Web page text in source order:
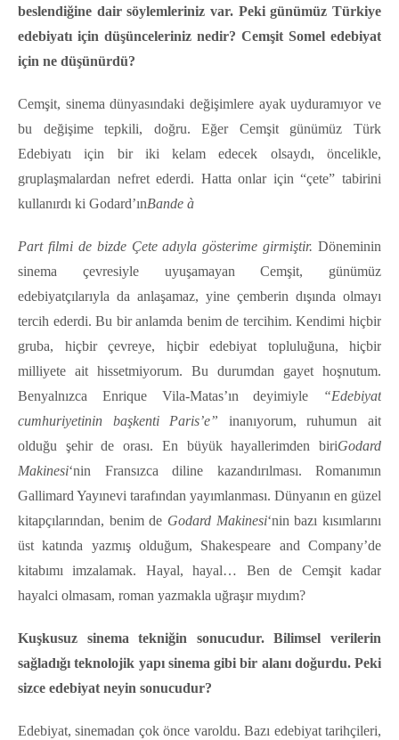
beslendiğine dair söylemleriniz var. Peki günümüz Türkiye
edebiyatı için düşünceleriniz nedir? Cemşit Somel edebiyat
için ne düşünürdü?
Cemşit, sinema dünyasındaki değişimlere ayak uyduramıyor ve
bu değişime tepkili, doğru. Eğer Cemşit günümüz Türk
Edebiyatı için bir iki kelam edecek olsaydı, öncelikle,
gruplaşmalardan nefret ederdi. Hatta onlar için “çete” tabirini
kullanırdı ki Godard’ınBande à
Part filmi de bizde Çete adıyla gösterime girmiştir. Döneminin
sinema çevresiyle uyuşamayan Cemşit, günümüz
edebiyatçılarıyla da anlaşamaz, yine çemberin dışında olmayı
tercih ederdi. Bu bir anlamda benim de tercihim. Kendimi hiçbir
gruba, hiçbir çevreye, hiçbir edebiyat topluluğuna, hiçbir
milliyete ait hissetmiyorum. Bu durumdan gayet hoşnutum.
Benyalnızca Enrique Vila-Matas’ın deyimiyle
“Edebiyat
cumhuriyetinin başkenti Paris’e” inanıyorum, ruhumun ait
olduğu şehir de orası. En büyük hayallerimden biriGodard
Makinesi‘nin Fransızca diline kazandırılması. Romanımın
Gallimard Yayınevi tarafından yayımlanması. Dünyanın en güzel
kitapçılarından, benim de Godard Makinesi‘nin bazı kısımlarını
üst katında yazmış olduğum, Shakespeare and Company’de
kitabımı imzalamak. Hayal, hayal… Ben de Cemşit kadar
hayalci olmasam, roman yazmakla uğraşır mıydım?
Kuşkusuz sinema tekniğin sonucudur. Bilimsel verilerin
sağladığı teknolojik yapı sinema gibi bir alanı doğurdu. Peki
sizce edebiyat neyin sonucudur?
Edebiyat, sinemadan çok önce varoldu. Bazı edebiyat tarihçileri,